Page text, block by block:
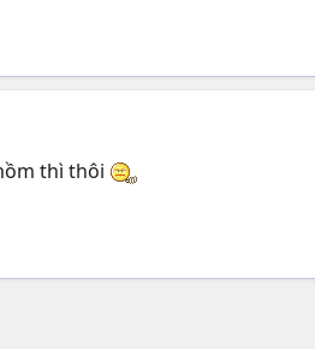
thì thôi